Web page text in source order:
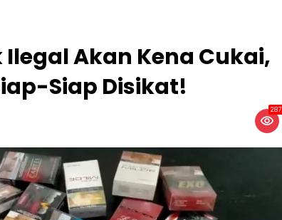
Ilegal Akan Kena Cukai,
Siap Disikat!
287